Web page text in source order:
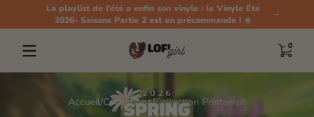
Passer au contenu
La playlist de l'été a enfin son vinyle : le Vinyle Été
2026- Saisons Partie 2 est en précommande ! ☀️
00
Accueil Collections Collection Printemps